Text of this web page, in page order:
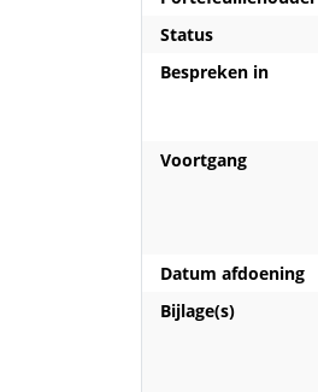
Status
Bespreken in
Voortgang
Datum afdoening
Bijlage(s)